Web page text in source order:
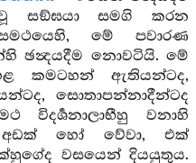
සඞ්ඝයා සමගි කරන
මේ පවාරණ
ඡන්‍දයදීම නොවටියි. මේ
කමටහන් ඇතියන්ටද,
සොතාපන්නාදීන්ටද
වනාහි
හෝ වේවා, එක්
වසයෙන් දියයුතුය.